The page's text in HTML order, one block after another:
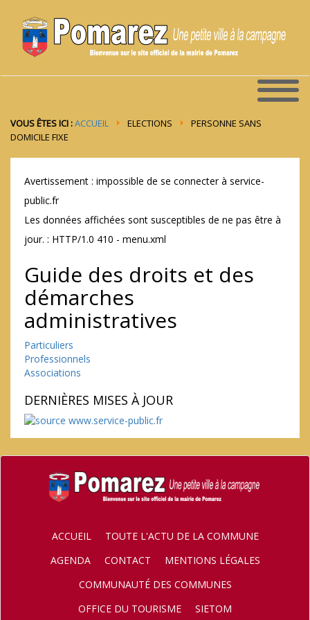
VOUS ÊTES ICI :ACCUEIL ELECTIONS
PERSONNE SANS
DOMICILE FIXE
Avertissement : impossible de se connecter à service-
public.fr
Les données affichées sont susceptibles de ne pas être à
jour. : HTTP/1.0 410 - menu.xml
Guide des droits et des
démarches
administratives
Particuliers
Professionnels
Associations
DERNIÈRES MISES À JOUR
ACCUEIL
TOUTE L'ACTU DE LA COMMUNE
AGENDA
CONTACT
MENTIONS LÉGALES
COMMUNAUTÉ DES COMMUNES
OFFICE DU TOURISME
SIETOM